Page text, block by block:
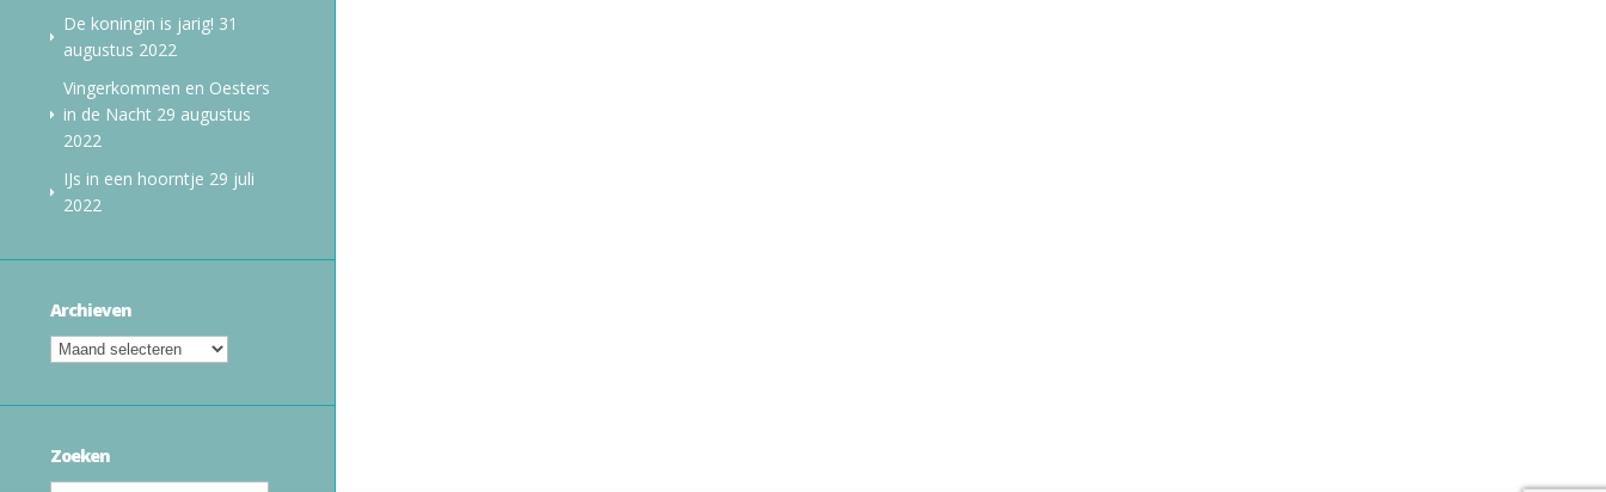
De koningin is jarig! 31
augustus 2022
Vingerkommen en Oesters
in de Nacht 29 augustus
2022
IJs in een hoorntje 29 juli
2022
Archieven
Zoeken